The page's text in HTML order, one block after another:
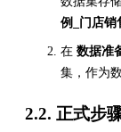
例_门店销
在 数据准
集，作为
2.2. 正式步